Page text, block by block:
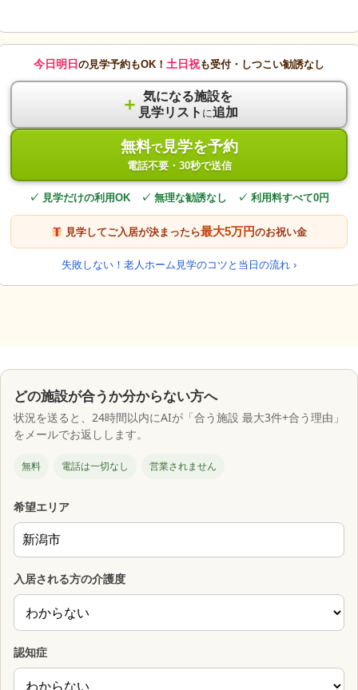
今日明日 の見学予約もOK！ 土日祝も受付・しつこい勧誘なし
＋ 気になる施設を
見学リスト に追加
無料で見学を予約
電話不要・30秒で送信
✓ 見学だけの利用OK ✓ 無理な勧誘なし ✓ 利用料すべて0円
見学してご入居が決まったら最大5万円のお祝い金
失敗しない！老人ホーム見学のコツと当日の流れ ›
どの施設が合うか分からない方へ
状況を送ると、24時間以内にAIが「合う施設 最大3件+合う理由」
をメールでお返しします。
無料 電話は一切なし 営業されません
希望エリア
入居される方の介護度
認知症